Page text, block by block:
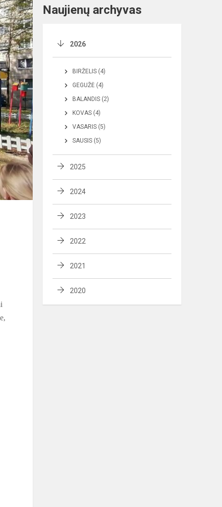
Naujienų archyvas
2026
BIRŽELIS (4)
GEGUŽĖ (4)
BALANDIS (2)
KOVAS (4)
VASARIS (5)
SAUSIS (5)
2025
2024
2023
2022
2021
2020